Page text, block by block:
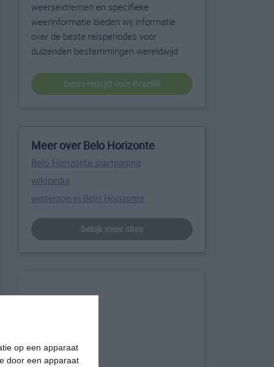
op een apparaat
door een apparaat
weersextremen en specifieke
weerinformatie bieden wij informatie
over de beste reisperiodes voor
duizenden bestemmingen wereldwijd.
beste reistijd voor Brazilië
Meer over Belo Horizonte
Belo Horizonte startpagina
wikipedia
winterzon in Belo Horizonte
bekijk meer sites